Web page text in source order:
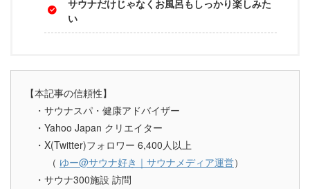
サウナだけじゃなくお風呂もしっかり楽しみた
い
【本記事の信頼性】
・サウナスパ・健康アドバイザー
・Yahoo Japan クリエイター
・X(Twitter)フォロワー 6,400人以上
（ ゆー@サウナ好き｜サウナメディア運営）
・サウナ300施設 訪問